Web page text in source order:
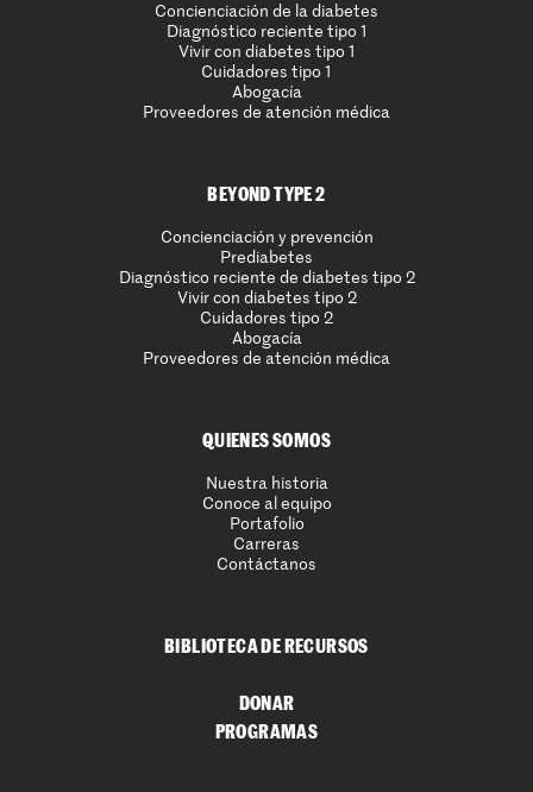
Concienciación de la diabetes
Diagnóstico reciente tipo 1
Vivir con diabetes tipo 1
Cuidadores tipo 1
Abogacía
Proveedores de atención médica
BEYOND TYPE 2
Concienciación y prevención
Prediabetes
Diagnóstico reciente de diabetes tipo 2
Vivir con diabetes tipo 2
Cuidadores tipo 2
Abogacía
Proveedores de atención médica
QUIENES SOMOS
Nuestra historia
Conoce al equipo
Portafolio
Carreras
Contáctanos
BIBLIOTECA DE RECURSOS
DONAR
PROGRAMAS